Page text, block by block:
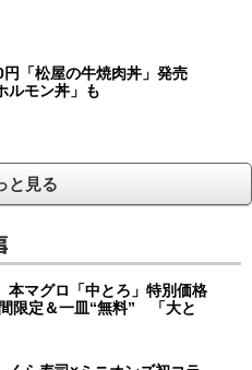
円「松屋の牛焼肉丼」発売
ルモン丼」も
と見る
本マグロ「中とろ」特別価格
限定＆一皿“無料” 「大と